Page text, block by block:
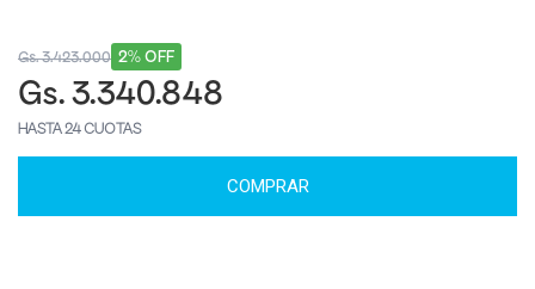
2% OFF
Gs. 3.423.000
Gs. 3.340.848
HASTA 24 CUOTAS
COMPRAR